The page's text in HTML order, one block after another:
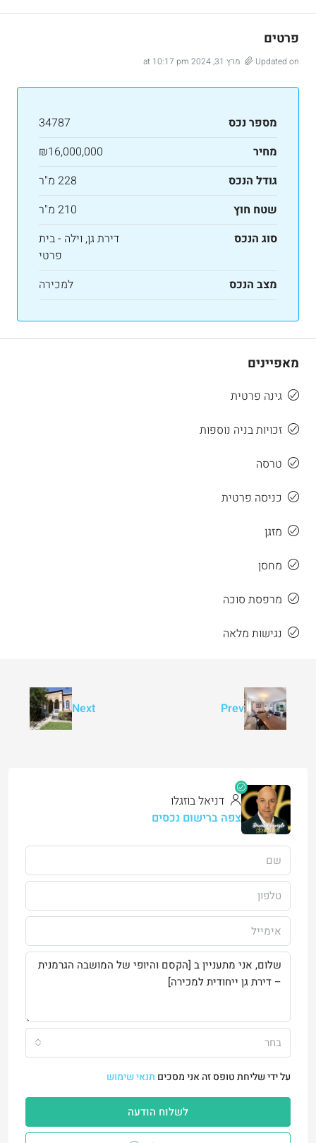
פרטים
Updated on מרץ 31, 2024 at 10:17 pm
מספר נכס
34787
מחיר
₪16,000,000
גודל הנכס
228 מ"ר
שטח חוץ
210 מ"ר
סוג הנכס
דירת גן, וילה - בית
פרטי
מצב הנכס
למכירה
מאפיינים
גינה פרטית
זכויות בניה נוספות
טרסה
כניסה פרטית
מזגן
מחסן
מרפסת סוכה
נגישות מלאה
Prev
Next
דניאל בוזגלו
צפה ברישום נכסים
בחר
על ידי שליחת טופס זה אני מסכים תנאי שימוש
לשלוח הודעה